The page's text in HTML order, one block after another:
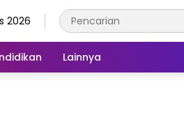
2026
Lainnya